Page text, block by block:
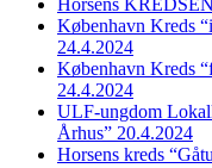
Horsens
København Kreds
24.4.2024
København Kreds
24.4.2024
ULF-ungdom
Århus” 20.4.2024
Horsens kreds